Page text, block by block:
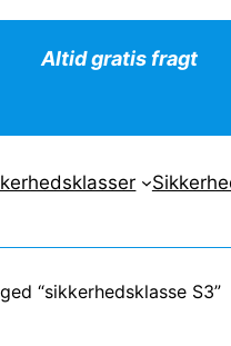
Altid gratis fragt
“sikkerhedsklasse S3”